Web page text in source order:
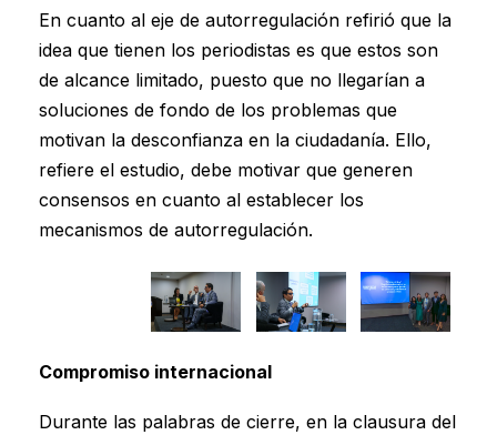
En cuanto al eje de autorregulación refirió que la
idea que tienen los periodistas es que estos son
de alcance limitado, puesto que no llegarían a
soluciones de fondo de los problemas que
motivan la desconfianza en la ciudadanía. Ello,
refiere el estudio, debe motivar que generen
consensos en cuanto al establecer los
mecanismos de autorregulación.
Compromiso internacional
Durante las palabras de cierre, en la clausura del